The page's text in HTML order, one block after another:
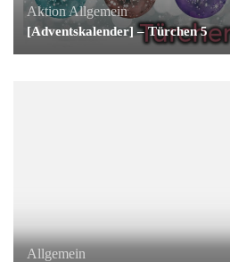
AktionAllgemein
[Adventskalender] – Türchen 5
Allgemein